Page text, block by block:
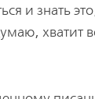
и знать
хватит